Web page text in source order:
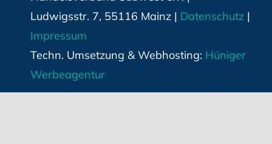
Ludwigsstr. 7, 55116 Mainz | Datenschutz|
Impressum
Techn. Umsetzung & Webhosting: Hüniger
Werbeagentur